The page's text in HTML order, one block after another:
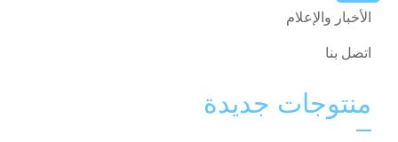
الأخبار والإعلام
اتصل بنا
منتوجات جديدة